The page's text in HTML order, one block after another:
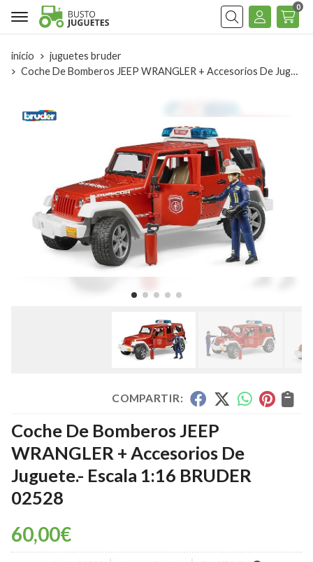
Buscar
0
inicio
juguetes bruder
Coche De Bomberos JEEP WRANGLER + Accesorios De Juguete.- Escala 1:16 BRUDER 02528
COMPARTIR:
Coche De Bomberos JEEP
WRANGLER + Accesorios De
Juguete.- Escala 1:16 BRUDER
02528
60,00€